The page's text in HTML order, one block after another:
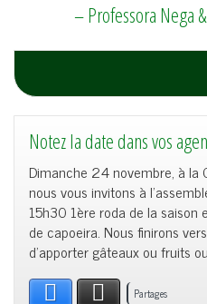
– Professora Nega
Notez la date dans vos
Dimanche 24 novembre, à la
nous vous invitons à
15h30 1ère roda de la
de capoeira. Nous finirons
d’apporter gâteaux ou fruits
Facebook X Partages